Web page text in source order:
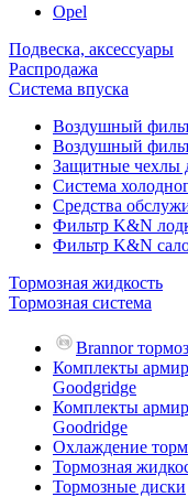
Opel
Подвеска, аксессуары
Распродажа
Система впуска
Воздушный
Воздушный
Защитные чехлы
Система
Средства
Фильтр K&N
Фильтр K&N
Тормозная жидкость
Тормозная система
Brannor
Комплекты
Goodgridge
Комплекты
Goodridge
Охлаждение
Тормозная
Тормозные диски